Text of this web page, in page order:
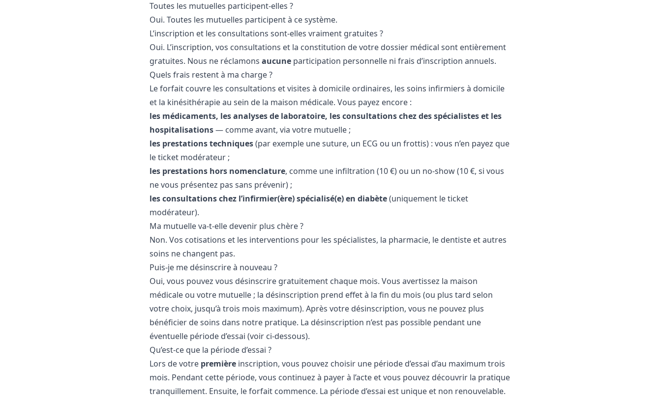
Toutes les mutuelles participent-elles ?
Oui. Toutes les mutuelles participent à ce système.
L’inscription et les consultations sont-elles vraiment gratuites ?
Oui. L’inscription, vos consultations et la constitution de votre dossier médical sont entièrement
gratuites. Nous ne réclamons aucune participation personnelle ni frais d’inscription annuels.
Quels frais restent à ma charge ?
Le forfait couvre les consultations et visites à domicile ordinaires, les soins infirmiers à domicile
et la kinésithérapie au sein de la maison médicale. Vous payez encore :
les médicaments, les analyses de laboratoire, les consultations chez des spécialistes et les
hospitalisations— comme avant, via votre mutuelle ;
les prestations techniques(par exemple une suture, un ECG ou un frottis) : vous n’en payez que
le ticket modérateur ;
les prestations hors nomenclature, comme une infiltration (10 €) ou un no-show (10 €, si vous
ne vous présentez pas sans prévenir) ;
les consultations chez l’infirmier(ère) spécialisé(e) en diabète(uniquement le ticket
modérateur).
Ma mutuelle va-t-elle devenir plus chère ?
Non. Vos cotisations et les interventions pour les spécialistes, la pharmacie, le dentiste et autres
soins ne changent pas.
Puis-je me désinscrire à nouveau ?
Oui, vous pouvez vous désinscrire gratuitement chaque mois. Vous avertissez la maison
médicale ou votre mutuelle ; la désinscription prend effet à la fin du mois (ou plus tard selon
votre choix, jusqu’à trois mois maximum). Après votre désinscription, vous ne pouvez plus
bénéficier de soins dans notre pratique. La désinscription n’est pas possible pendant une
éventuelle période d’essai (voir ci-dessous).
Qu’est-ce que la période d’essai ?
Lors de votre première inscription, vous pouvez choisir une période d’essai d’au maximum trois
mois. Pendant cette période, vous continuez à payer à l’acte et vous pouvez découvrir la pratique
tranquillement. Ensuite, le forfait commence. La période d’essai est unique et non renouvelable.